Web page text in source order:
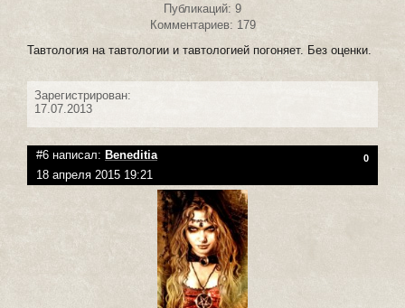
Публикаций: 9
Комментариев: 179
Тавтология на тавтологии и тавтологией погоняет. Без оценки.
Зарегистрирован:
17.07.2013
#6 написал: Beneditia 0
18 апреля 2015 19:21